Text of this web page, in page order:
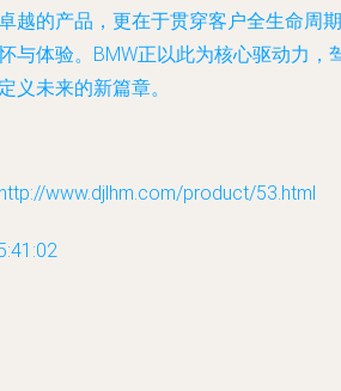
越的产品，更在于贯穿客户全生命周期
与体验。BMW正以此为核心驱动力，
义未来的新篇章。
www.djlhm.com/product/53.html